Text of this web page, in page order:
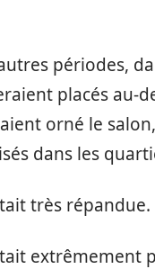
périodes,
placés au-
orné le
dans les
très répandue.